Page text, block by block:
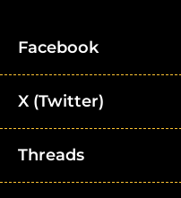
Facebook
X (Twitter)
Threads